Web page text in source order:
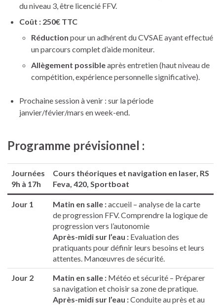
du niveau 3, être licencié FFV.
Coût : 250€ TTC
Réduction pour un adhérent du CVSAE ayant effectué
un parcours complet d’aide moniteur.
Allègement possibleaprès entretien (haut niveau de
compétition, expérience personnelle significative).
Prochaine session à venir : sur la période
janvier/févier/mars en week-end.
Programme prévisionnel :
Journées
9h à 17h
Cours théoriques et navigation en laser, RS
Feva, 420, Sportboat
Jour 1 Matin en salle :accueil – analyse de la carte
de progression FFV. Comprendre la logique de
progression vers l’autonomie
Après-midi sur l’eau : Evaluation des
pratiquants pour définir leurs besoins et leurs
attentes. Manœuvres de sécurité.
Jour 2 Matin en salle : Météo et sécurité – Préparer
sa navigation et choisir sa zone de pratique.
Après-midi sur l’eau :Conduite au près et au